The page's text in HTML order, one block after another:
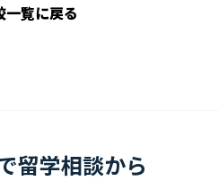
一覧に戻る
留学相談から